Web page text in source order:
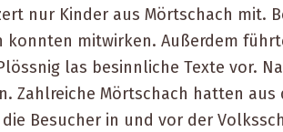
nur Kinder aus Mörtschach mit.
mitwirken. Außerdem
las besinnliche Texte vor.
Zahlreiche Mörtschach hatten
Besucher in und vor der